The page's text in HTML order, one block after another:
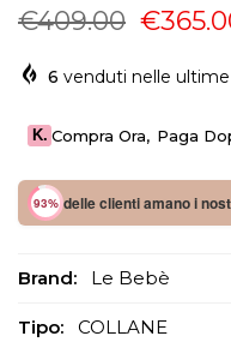
€409.00
6 venduti nelle ultime
K. Compra Ora, Paga
93% delle clienti amano i
Brand: Le Bebè
Tipo: COLLANE